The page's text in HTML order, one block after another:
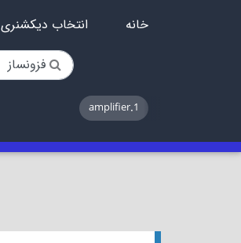
خانه انتخاب دیکشنری
1.amplifier